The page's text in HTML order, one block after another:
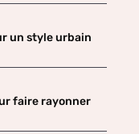
un style urbain
faire rayonner